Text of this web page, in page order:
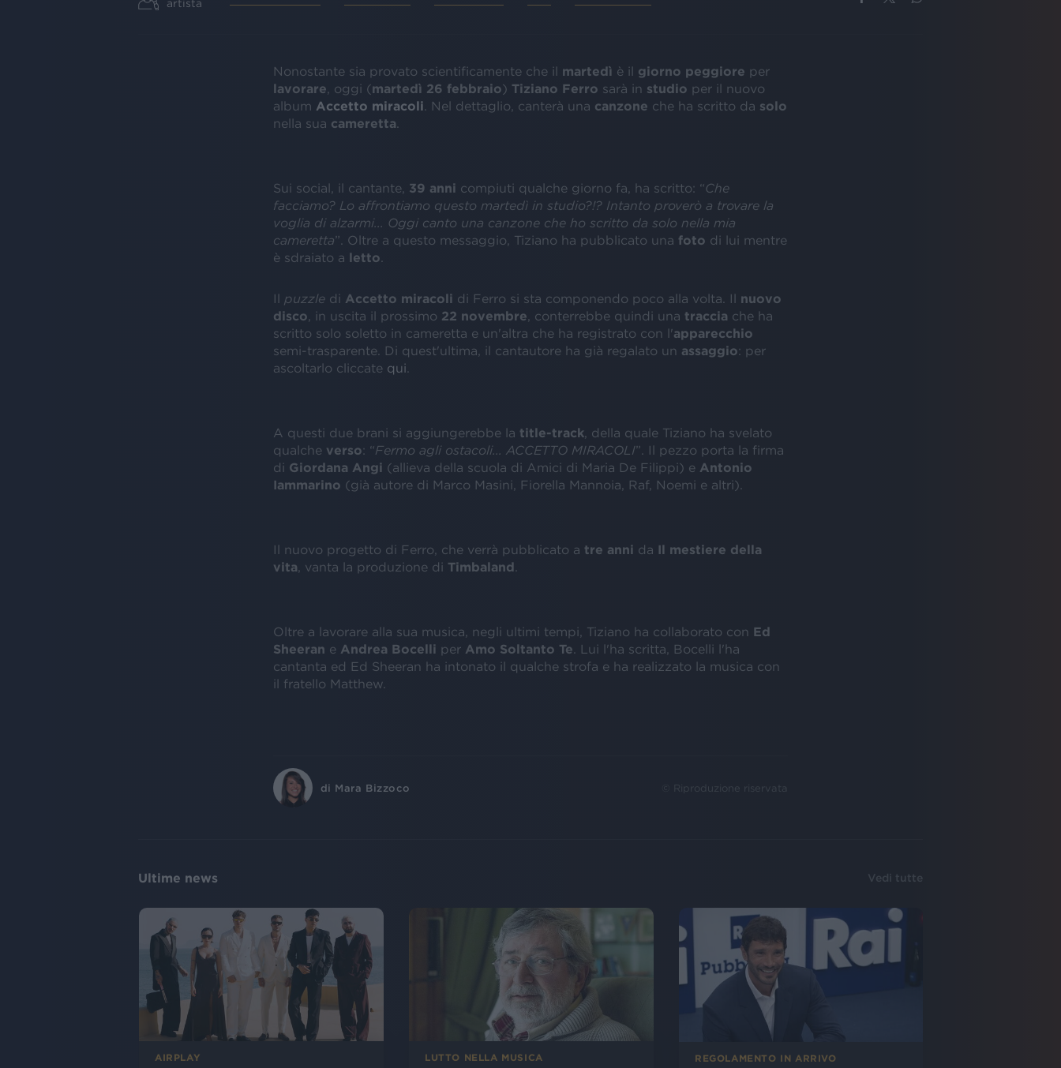
artista
Nonostante sia provato scientificamente che il martedì è il giorno peggiore per
lavorare , oggi (martedì 26 febbraio) Tiziano Ferro sarà in studio per il nuovo
album Accetto miracoli . Nel dettaglio, canterà una canzone che ha scritto da solo
nella sua cameretta
Sui social, il cantante, 39 anni compiuti qualche giorno fa, ha scritto: “Che
facciamo? Lo affrontiamo questo martedì in studio?!? Intanto proverò a trovare la
voglia di alzarmi... Oggi canto una canzone che ho scritto da solo nella mia
cameretta”. Oltre a questo messaggio, Tiziano ha pubblicato una foto di lui mentre
è sdraiato a letto
Il puzzledi Accetto miracoli di Ferro si sta componendo poco alla volta. Il nuovo
disco , in uscita il prossimo 22 novembre , conterrebbe quindi una traccia che ha
scritto solo soletto in cameretta e un'altra che ha registrato con l'apparecchio
semi-trasparente. Di quest'ultima, il cantautore ha già regalato un assaggio: per
ascoltarlo cliccate qui
A questi due brani si aggiungerebbe la title-track , della quale Tiziano ha svelato
qualche verso: “Fermo agli ostacoli... ACCETTO MIRACOLI”. Il pezzo porta la firma
di Giordana Angi (allieva della scuola di Amici di Maria De Filippi) eAntonio
Iammarino (già autore di Marco Masini, Fiorella Mannoia, Raf, Noemi e altri).
Il nuovo progetto di Ferro, che verrà pubblicato a tre anni da Il mestiere della
vita , vanta la produzione di Timbaland
Oltre a lavorare alla sua musica, negli ultimi tempi, Tiziano ha collaborato con Ed
Sheeran e Andrea Bocelli per Amo Soltanto Te . Lui l'ha scritta, Bocelli l'ha
cantanta ed Ed Sheeran ha intonato il qualche strofa e ha realizzato la musica con
il fratello Matthew.
di Mara Bizzoco © Riproduzione riservata
Ultime news Vedi tutte
AIRPLAY LUTTO NELLA MUSICA REGOLAMENTO IN ARRIVO